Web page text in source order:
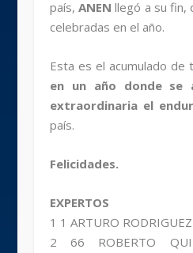
país, ANEN llegó a su fin,
celebradas en el año.
Esta es el acumulado de
en un año donde se
extraordinaria el
país.
Felicidades.
EXPERTOS
1 1 ARTURO
2 66 ROBERTO